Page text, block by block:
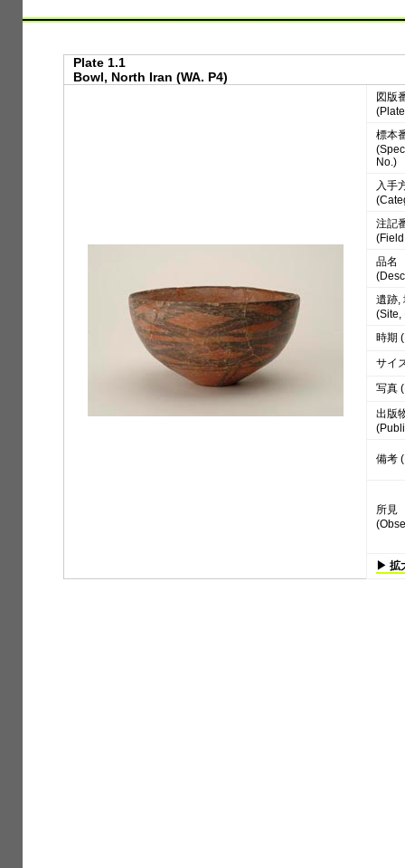
Plate 1.1
Bowl, North Iran (WA. P4)
図版
標本
No.)
入手
注記
品名
遺跡,
(Site,
時期
サイ
写真
出版
備考
所見
▶ 拡